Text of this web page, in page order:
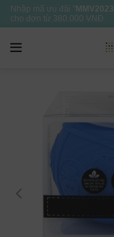
Nhập mã ưu đãi " MMV2023
cho đơn từ 380.000 VNĐ